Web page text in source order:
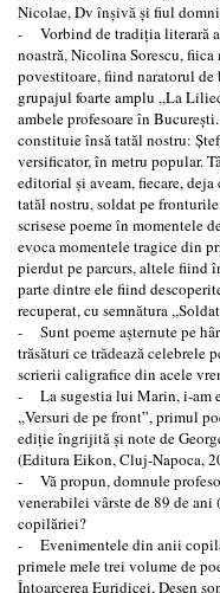
Nicolae, Dv înşivă şi fiul
- Vorbind de tradiţia literară a
noastră, Nicolina Sorescu,
povestitoare, fiind naratorul
grupajul foarte amplu ,,La
ambele profesoare în
constituie însă tatăl nostru:
versificator, în metru popular.
editorial şi aveam, fiecare,
tatăl nostru, soldat pe
scrisese poeme în momentele
evoca momentele tragice din
pierdut pe parcurs, altele fiind
parte dintre ele fiind
recuperat, cu semnătura
- Sunt poeme aşternute pe
trăsături ce trădează celebrele
scrierii caligrafice din acele
- La sugestia lui Marin, i-am
,,Versuri de pe front”, primul
ediţie îngrijită şi note de
(Editura Eikon, Cluj-Napoca,
- Vă propun, domnule
venerabilei vârste de 89 de
copilăriei?
- Evenimentele din anii
primele mele trei volume de
Întoarcerea Euridicei, Desen